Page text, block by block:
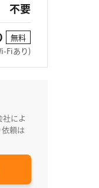
不要
無料
Fiあり)
によ
頼は